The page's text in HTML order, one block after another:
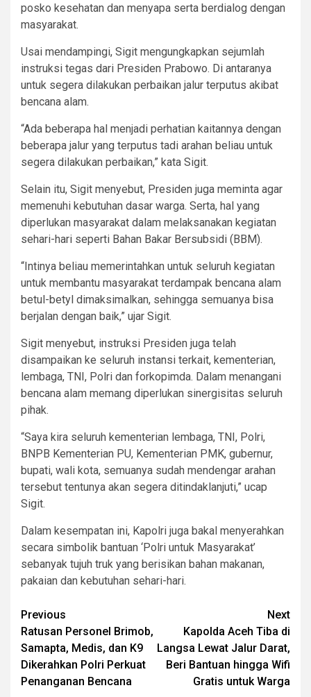
posko kesehatan dan menyapa serta berdialog dengan
masyarakat.
Usai mendampingi, Sigit mengungkapkan sejumlah
instruksi tegas dari Presiden Prabowo. Di antaranya
untuk segera dilakukan perbaikan jalur terputus akibat
bencana alam.
“Ada beberapa hal menjadi perhatian kaitannya dengan
beberapa jalur yang terputus tadi arahan beliau untuk
segera dilakukan perbaikan,” kata Sigit.
Selain itu, Sigit menyebut, Presiden juga meminta agar
memenuhi kebutuhan dasar warga. Serta, hal yang
diperlukan masyarakat dalam melaksanakan kegiatan
sehari-hari seperti Bahan Bakar Bersubsidi (BBM).
“Intinya beliau memerintahkan untuk seluruh kegiatan
untuk membantu masyarakat terdampak bencana alam
betul-betyl dimaksimalkan, sehingga semuanya bisa
berjalan dengan baik,” ujar Sigit.
Sigit menyebut, instruksi Presiden juga telah
disampaikan ke seluruh instansi terkait, kementerian,
lembaga, TNI, Polri dan forkopimda. Dalam menangani
bencana alam memang diperlukan sinergisitas seluruh
pihak.
“Saya kira seluruh kementerian lembaga, TNI, Polri,
BNPB Kementerian PU, Kementerian PMK, gubernur,
bupati, wali kota, semuanya sudah mendengar arahan
tersebut tentunya akan segera ditindaklanjuti,” ucap
Sigit.
Dalam kesempatan ini, Kapolri juga bakal menyerahkan
secara simbolik bantuan ‘Polri untuk Masyarakat’
sebanyak tujuh truk yang berisikan bahan makanan,
pakaian dan kebutuhan sehari-hari.
Post
navigation
Previous
Ratusan Personel Brimob,
Samapta, Medis, dan K9
Dikerahkan Polri Perkuat
Penanganan Bencana
Next
Kapolda Aceh Tiba di
Langsa Lewat Jalur Darat,
Beri Bantuan hingga Wifi
Gratis untuk Warga